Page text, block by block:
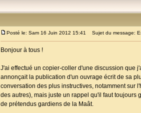
Posté le: Sam 16 Juin 2012 15:41 Sujet du message:
Bonjour à tous !
J'ai effectué un copier-coller d'une discussion que
annonçait la publication d'un ouvrage écrit de sa
conversation des plus instructives, notamment sur
des autres), mais juste un rappel qu'il faut
de prétendus gardiens de la Maât.